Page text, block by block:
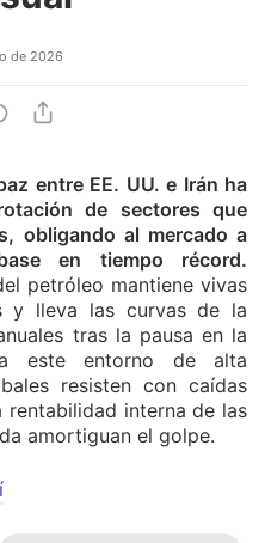
de 2026
entre EE. UU. e Irán ha
de sectores que
obligando al mercado a
en tiempo récord.
petróleo mantiene vivas
y lleva las curvas de la
tras la pausa en la
este entorno de alta
resisten con caídas
rentabilidad interna de las
amortiguan el golpe.